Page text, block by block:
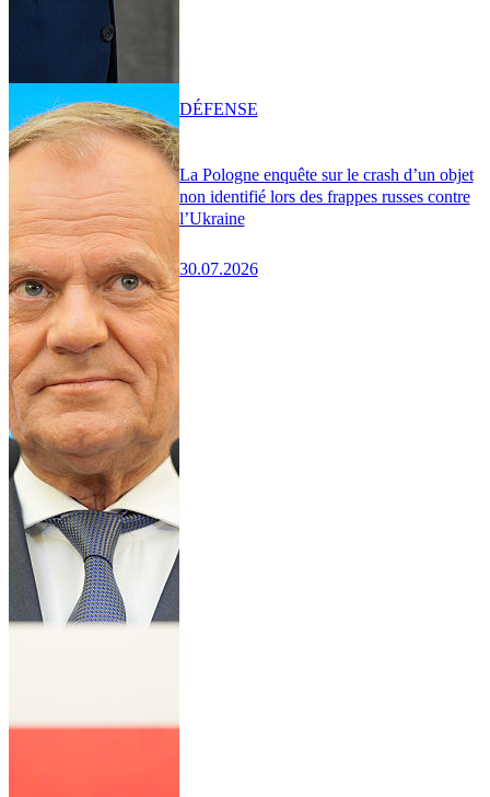
La Pologne enquête sur le crash d’un objet
non identifié lors des frappes russes contre
l’Ukraine
30.07.2026
DÉFENSE